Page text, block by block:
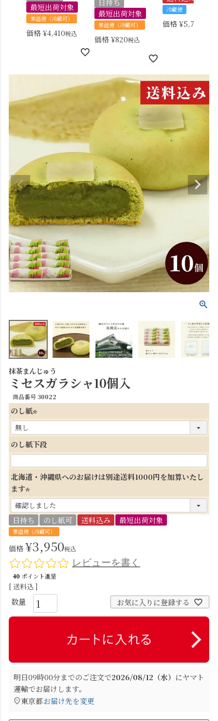
最短出荷対象
常温便（冷蔵可）
価格¥4,410税込
日持ち
最短出荷対象
常温便（冷蔵可）
価格¥820税込
冷蔵便
価格¥5,710
抹茶まんじゅう
ミセスガラシャ10個入
商品番号 30022
のし紙
必
須
のし紙下段
北海道・沖縄県へのお届けは別途送料1000円を加算いたし
ます
(
必
須
)
日持ち のし紙可 送料込み 最短出荷対象
常温便（冷蔵可）
価格¥3,950税込
レビューを書く
40 ポイント進呈
送料込
お気に入りに登録する
明日09時00分までのご注文で2026/08/12（水） にヤマト
運輸でお届けします。
東京都お届け先を変更